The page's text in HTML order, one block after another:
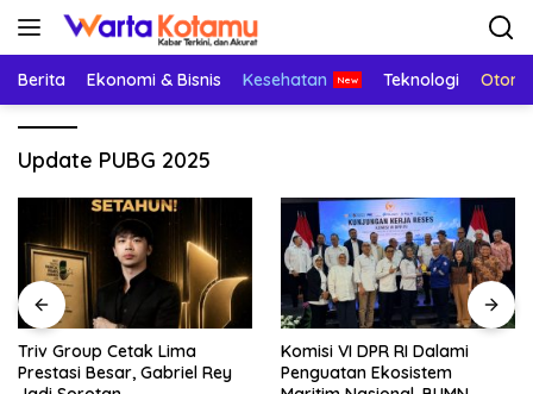
Langsung
Berita Ekonomi & Bisnis Kesehatan Teknologi
Update PUBG 2025
Triv Group Cetak Lima
Prestasi Besar, Gabriel Rey
Komisi VI DPR RI Dalami
Penguatan Ekosistem